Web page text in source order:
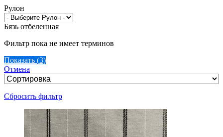
Рулон
Бязь отбеленная
Фильтр пока не имеет терминов
Показать (3)
Отмена
Сбросить фильтр